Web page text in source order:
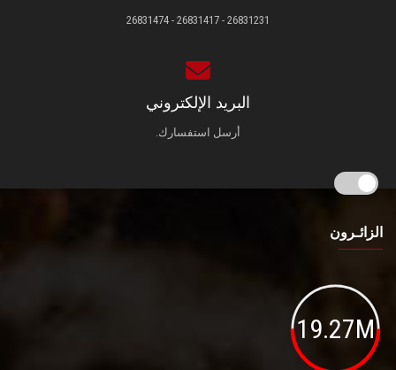
26831231 - 26831417 - 26831474
البريد الإلكتروني
أرسل استفسارك.
الزائـرون
19.27M